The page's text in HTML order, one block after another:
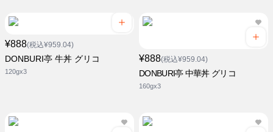
¥888(税込¥959.04)
DONBURI亭 牛丼 グリコ
120gx3
¥888(税込¥959.04)
DONBURI亭 中華丼 グリコ
160gx3